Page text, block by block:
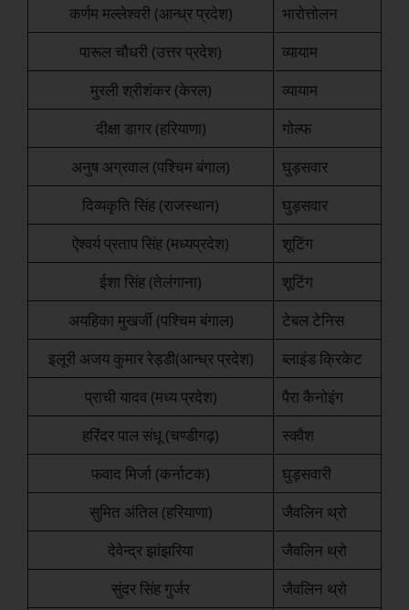
कर्णम मल्लेश्वरी (आन्ध्र प्रदेश)
भारोत्तोलन
पारूल चौधरी (उत्तर प्रदेश)
व्यायाम
मुरली श्रीशंकर (केरल)
व्यायाम
दीक्षा डागर (हरियाणा)
गोल्फ
अनुष अग्रवाल (पश्चिम बंगाल)
घुड़सवार
दिव्यकृति सिंह (राजस्थान)
घुड़सवार
ऐश्वर्य प्रताप सिंह (मध्यप्रदेश)
शूटिंग
ईशा सिंह (तेलंगाना)
शूटिंग
अयहिका मुखर्जी (पश्चिम बंगाल)
टेबल टेनिस
इलूरी अजय कुमार रेड्डी(आन्ध्र प्रदेश)
ब्लाइंड क्रिकेट
प्राची यादव (मध्य प्रदेश)
पैरा कैनोइंग
हरिंदर पाल संधू (चण्डीगढ़)
स्क्वैश
फवाद मिर्जा (कर्नाटक)
घुड़सवारी
सुमित अंतिल (हरियाणा)
जैवलिन थ्रो
देवेन्द्र झांझरिया
जैवलिन थ्रो
सुंदर सिंह गुर्जर
जैवलिन थ्रो